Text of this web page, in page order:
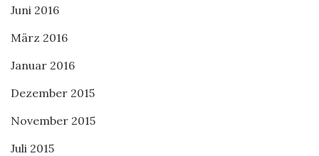
Juni 2016
März 2016
Januar 2016
Dezember 2015
November 2015
Juli 2015